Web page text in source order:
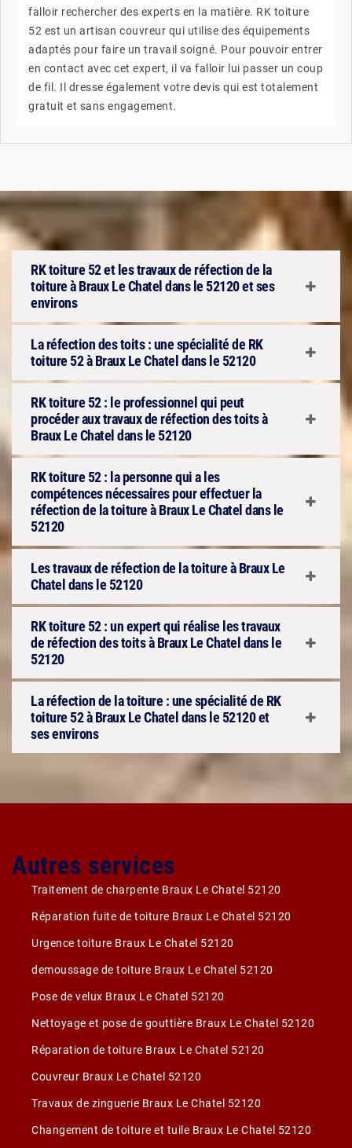
falloir rechercher des experts en la matière. RK toiture
52 est un artisan couvreur qui utilise des équipements
adaptés pour faire un travail soigné. Pour pouvoir entrer
en contact avec cet expert, il va falloir lui passer un coup
de fil. Il dresse également votre devis qui est totalement
gratuit et sans engagement.
RK toiture 52 et les travaux de réfection de la
toiture à Braux Le Chatel dans le 52120 et ses
environs
La réfection des toits : une spécialité de RK
toiture 52 à Braux Le Chatel dans le 52120
RK toiture 52 : le professionnel qui peut
procéder aux travaux de réfection des toits à
Braux Le Chatel dans le 52120
RK toiture 52 : la personne qui a les
compétences nécessaires pour effectuer la
réfection de la toiture à Braux Le Chatel dans le
52120
Les travaux de réfection de la toiture à Braux Le
Chatel dans le 52120
RK toiture 52 : un expert qui réalise les travaux
de réfection des toits à Braux Le Chatel dans le
52120
La réfection de la toiture : une spécialité de RK
toiture 52 à Braux Le Chatel dans le 52120 et
ses environs
Autres services
Traitement de charpente Braux Le Chatel 52120
Réparation fuite de toiture Braux Le Chatel 52120
Urgence toiture Braux Le Chatel 52120
demoussage de toiture Braux Le Chatel 52120
Pose de velux Braux Le Chatel 52120
Nettoyage et pose de gouttière Braux Le Chatel 52120
Réparation de toiture Braux Le Chatel 52120
Couvreur Braux Le Chatel 52120
Travaux de zinguerie Braux Le Chatel 52120
Changement de toiture et tuile Braux Le Chatel 52120